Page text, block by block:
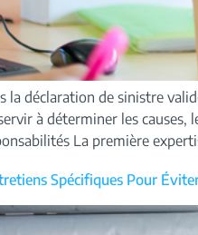
la déclaration de sinistre
à déterminer les
La première
Spécifiques Pour